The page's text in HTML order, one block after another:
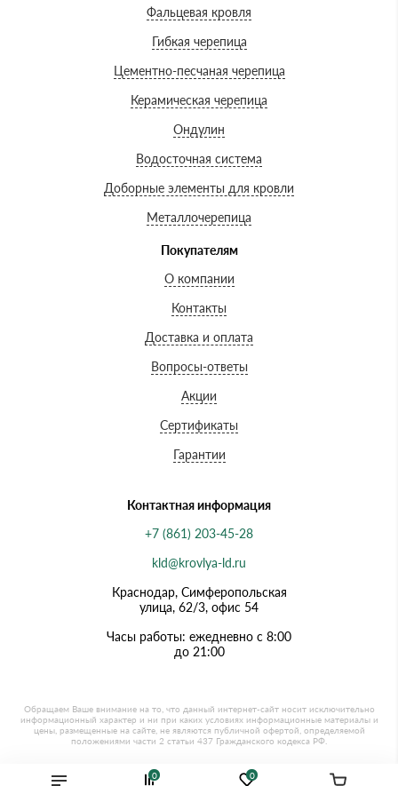
0
0
Фальцевая кровля
Гибкая черепица
Цементно-песчаная черепица
Керамическая черепица
Ондулин
Водосточная система
Доборные элементы для кровли
Металлочерепица
Покупателям
О компании
Контакты
Доставка и оплата
Вопросы-ответы
Акции
Сертификаты
Гарантии
Контактная информация
+7 (861) 203-45-28
kld@krovlya-ld.ru
Краснодар, Симферопольская
улица, 62/3, офис 54
Часы работы: ежедневно с 8:00
до 21:00